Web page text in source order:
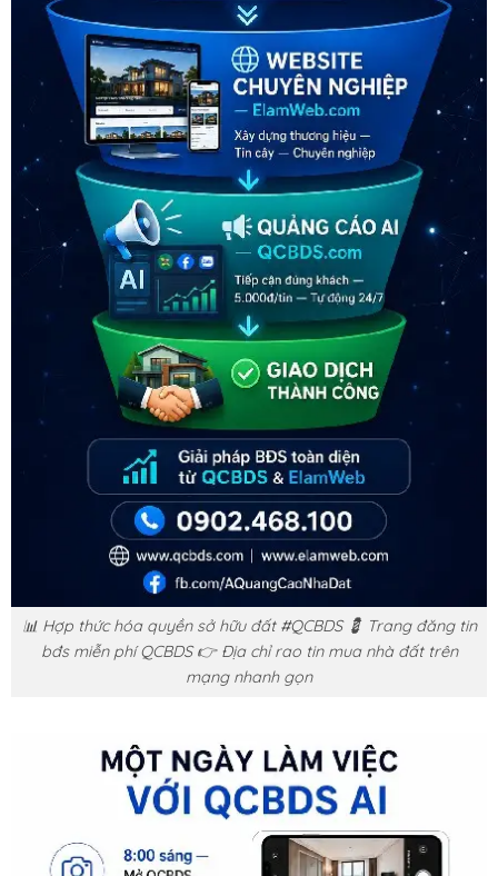
📊 Hợp thức hóa quyền sở hữu đất #QCBDS 💈 Trang đăng tin
bđs miễn phí QCBDS 👉 Địa chỉ rao tin mua nhà đất trên
mạng nhanh gọn